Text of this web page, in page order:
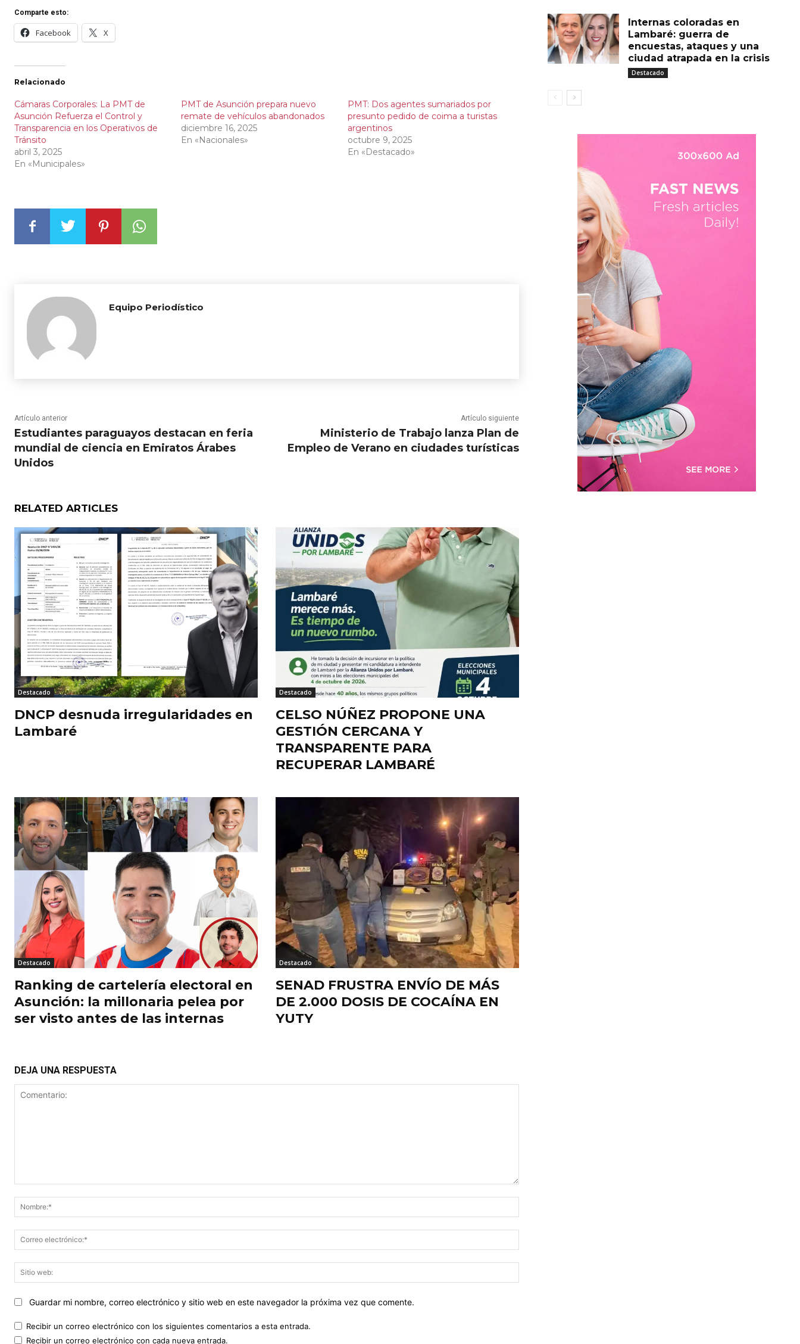
Comparte esto:
Facebook X
Relacionado
Cámaras Corporales: La PMT de
Asunción Refuerza el Control y
Transparencia en los Operativos de
Tránsito
abril 3, 2025
En «Municipales»
PMT de Asunción prepara nuevo
remate de vehículos abandonados
diciembre 16, 2025
En «Nacionales»
PMT: Dos agentes sumariados por
presunto pedido de coima a turistas
argentinos
octubre 9, 2025
En «Destacado»
Equipo Periodístico
Artículo anterior
Estudiantes paraguayos destacan en feria
mundial de ciencia en Emiratos Árabes
Unidos
Artículo siguiente
Ministerio de Trabajo lanza Plan de
Empleo de Verano en ciudades turísticas
RELATED ARTICLES
Destacado
DNCP desnuda irregularidades en
Lambaré
Destacado
CELSO NÚÑEZ PROPONE UNA
GESTIÓN CERCANA Y
TRANSPARENTE PARA
RECUPERAR LAMBARÉ
Destacado
Ranking de cartelería electoral en
Asunción: la millonaria pelea por
ser visto antes de las internas
Destacado
SENAD FRUSTRA ENVÍO DE MÁS
DE 2.000 DOSIS DE COCAÍNA EN
YUTY
DEJA UNA RESPUESTA
electrónico:*
web:
Guardar mi nombre, correo electrónico y sitio web en este navegador la próxima vez que comente.
Recibir un correo electrónico con los siguientes comentarios a esta entrada.
Recibir un correo electrónico con cada nueva entrada.
Internas coloradas en
Lambaré: guerra de
encuestas, ataques y una
ciudad atrapada en la crisis
Destacado